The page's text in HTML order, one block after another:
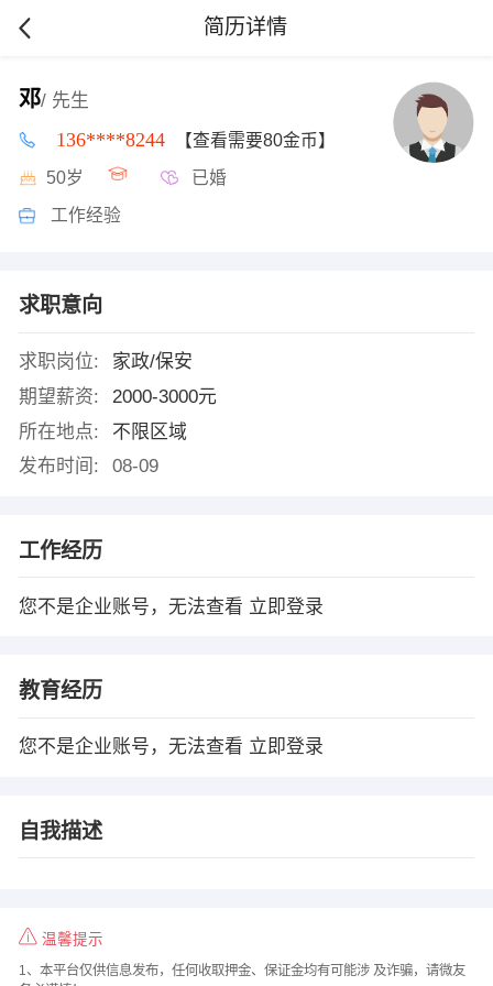
简历详情
邓/ 先生
136****8244 【查看需要80金币】
50岁 已婚
工作经验
求职意向
求职岗位:
家政/保安
期望薪资:
2000-3000元
所在地点:
不限区域
发布时间:
08-09
工作经历
您不是企业账号，无法查看 立即登录
教育经历
您不是企业账号，无法查看 立即登录
自我描述
温馨提示
1、本平台仅供信息发布，任何收取押金、保证金均有可能涉 及诈骗，请微友